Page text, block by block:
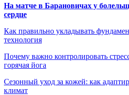
На матче в Барановичах у
сердце
Как правильно укладывать
технология
Почему важно контролировать
горячая йога
Сезонный уход за кожей: как
климат